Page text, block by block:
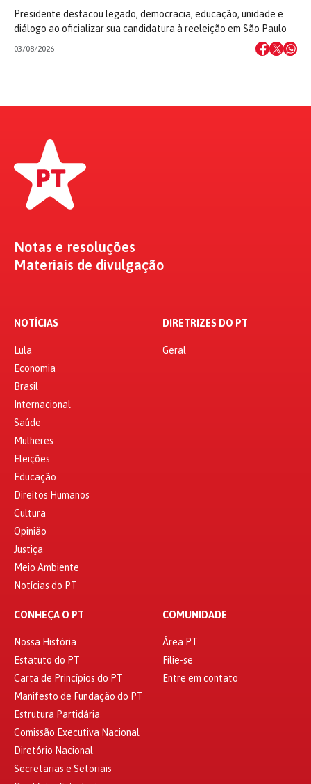
Presidente destacou legado, democracia, educação, unidade e
diálogo ao oficializar sua candidatura à reeleição em São Paulo
03/08/2026
Notas e resoluções
Materiais de divulgação
NOTÍCIAS
Lula
Economia
Brasil
Internacional
Saúde
Mulheres
Eleições
Educação
Direitos Humanos
Cultura
Opinião
Justiça
Meio Ambiente
Notícias do PT
DIRETRIZES DO PT
Geral
CONHEÇA O PT
Nossa História
Estatuto do PT
Carta de Princípios do PT
Manifesto de Fundação do PT
Estrutura Partidária
Comissão Executiva Nacional
Diretório Nacional
Secretarias e Setoriais
COMUNIDADE
Área PT
Filie-se
Entre em contato